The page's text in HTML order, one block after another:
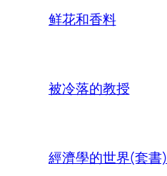
鲜花和香料
被冷落的教授
經濟學的世界(套書)